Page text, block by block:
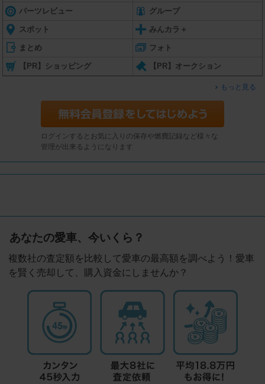
パーツレビュー グループ
スポット みんカラ＋
まとめ フォト
【PR】ショッピング 【PR】オークション
もっと見る
ログインするとお気に入りの保存や燃費記録など様々な
管理が出来るようになります
あなたの愛車、今いくら？
複数社の査定額を比較して愛車の最高額を調べよう！愛車
を賢く売却して、購入資金にしませんか？